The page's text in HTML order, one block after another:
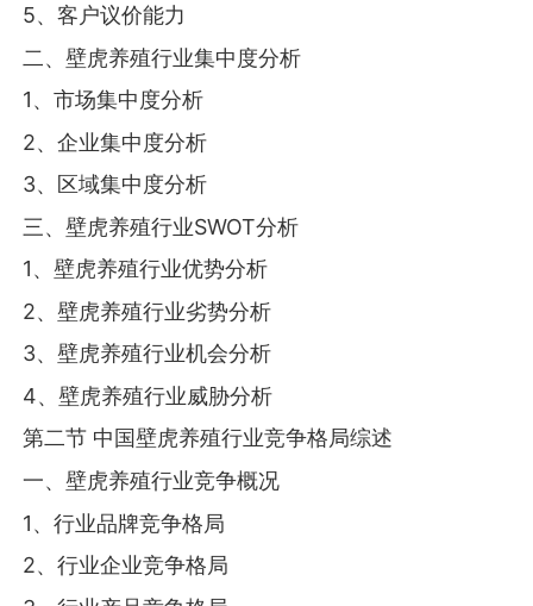
5、客户议价能力
二、壁虎养殖行业集中度分析
1、市场集中度分析
2、企业集中度分析
3、区域集中度分析
三、壁虎养殖行业SWOT分析
1、壁虎养殖行业优势分析
2、壁虎养殖行业劣势分析
3、壁虎养殖行业机会分析
4、壁虎养殖行业威胁分析
第二节 中国壁虎养殖行业竞争格局综述
一、壁虎养殖行业竞争概况
1、行业品牌竞争格局
2、行业企业竞争格局